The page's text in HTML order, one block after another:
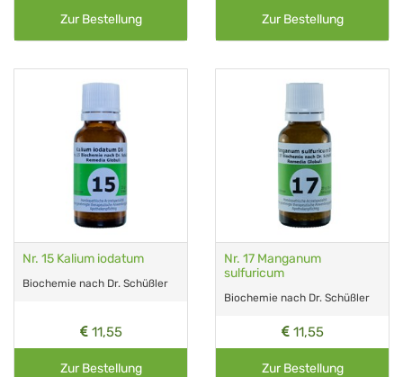
Zur Bestellung Zur Bestellung
Nr. 15 Kalium iodatum
Biochemie nach Dr. Schüßler
11,55
Zur Bestellung
Nr. 17 Manganum
sulfuricum
Biochemie nach Dr. Schüßler
11,55
Zur Bestellung